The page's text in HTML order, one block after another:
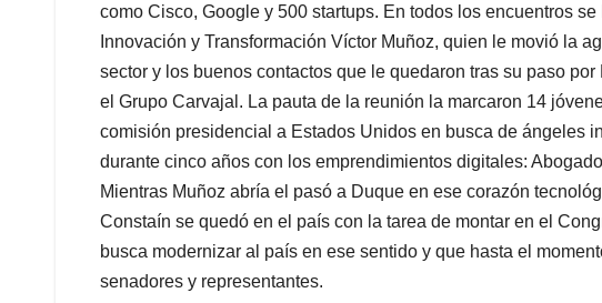
p
p
o
k
I
n
s
como Cisco, Google y 500 startups. En todos los encuentros
Innovación y Transformación Víctor Muñoz, quien le movió la
sector y los buenos contactos que le quedaron tras su paso
el Grupo Carvajal. La pauta de la reunión la marcaron 14
comisión presidencial a Estados Unidos en busca de ángeles
durante cinco años con los emprendimientos digitales:
Mientras Muñoz abría el pasó a Duque en ese corazón
Constaín se quedó en el país con la tarea de montar en el
busca modernizar al país en ese sentido y que hasta el
senadores y representantes.